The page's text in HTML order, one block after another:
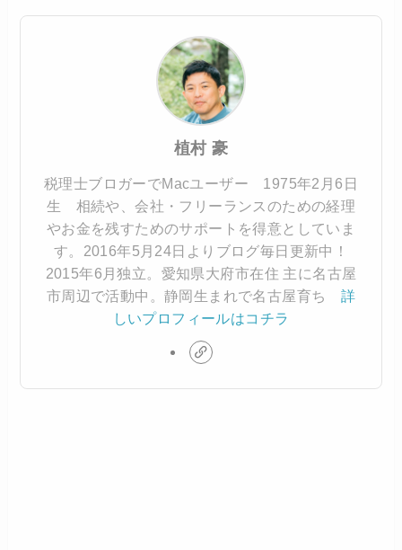
植村 豪
税理士ブロガーでMacユーザー 1975年2月6日
生 相続や、会社・フリーランスのための経理
やお金を残すためのサポートを得意としていま
す。2016年5月24日よりブログ毎日更新中！
2015年6月独立。愛知県大府市在住 主に名古屋
市周辺で活動中。静岡生まれで名古屋育ち 詳
しいプロフィールはコチラ